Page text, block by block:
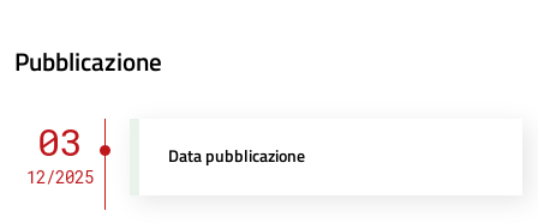
Pubblicazione
03
12/2025
Data pubblicazione